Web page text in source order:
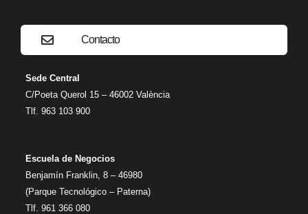
Contacto
Sede Central
C/Poeta Querol 15 – 46002 València
Tlf. 963 103 900
Escuela de Negocios
Benjamín Franklin, 8 – 46980
(Parque Tecnológico – Paterna)
Tlf. 961 366 080